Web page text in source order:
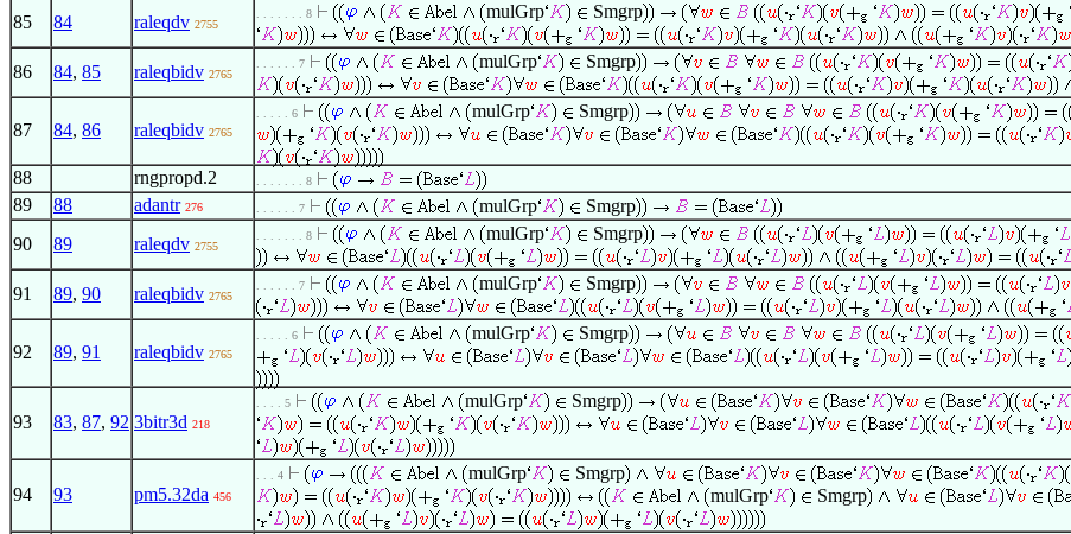
85
84 raleqdv 2755
. . . . . . . 8 mulGrp Smgrp
86 84, 85 raleqbidv 2765
. . . . . . 7 mulGrp Smgrp
87 84, 86 raleqbidv 2765
. . . . . 6 mulGrp Smgrp
88 rngpropd.2 . . . . . . . 8
89 88 adantr 276 . . . . . . 7 mulGrp
Smgrp
90
89 raleqdv 2755
. . . . . . . 8 mulGrp Smgrp
91 89, 90 raleqbidv 2765
. . . . . . 7 mulGrp Smgrp
92 89, 91 raleqbidv 2765
. . . . . 6 mulGrp Smgrp
93 83, 87, 92 3bitr3d 218
. . . . 5 mulGrp Smgrp
94 93 pm5.32da 456
. . . 4 mulGrp
Smgrp
mulGrp
Smgrp